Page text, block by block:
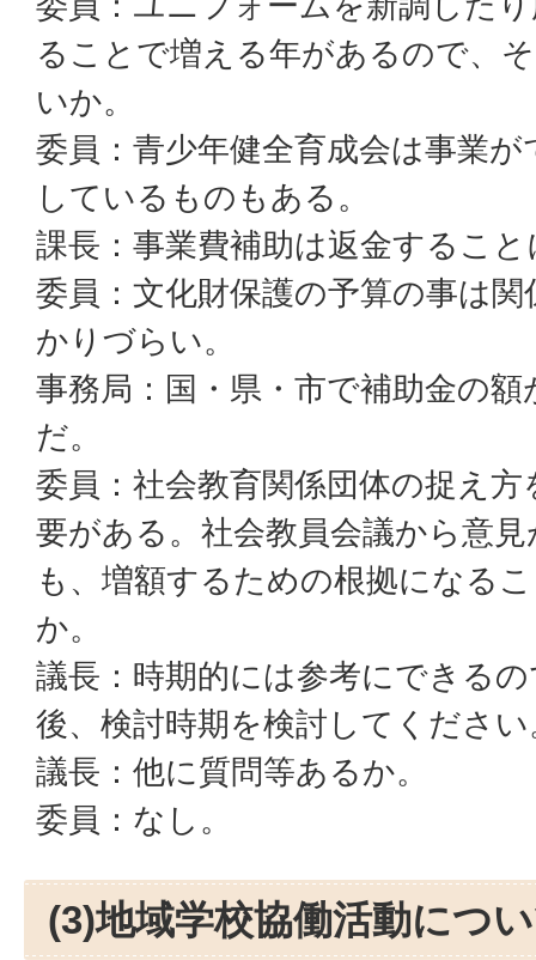
ることで増える年があるので、
いか。
委員：青少年健全育成会は事業
しているものもある。
課長：事業費補助は返金するこ
委員：文化財保護の予算の事は
かりづらい。
事務局：国・県・市で補助金の
だ。
委員：社会教育関係団体の捉え
要がある。社会教員会議から意
も、増額するための根拠になる
か。
議長：時期的には参考にできる
後、検討時期を検討してください
議長：他に質問等あるか。
委員：なし。
(3)地域学校協働活動につ